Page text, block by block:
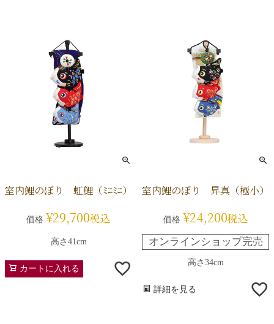
室内鯉のぼり 虹鯉（ﾐﾆﾐﾆ）
価格 ¥29,700税込
高さ41cm
カートに入れる
室内鯉のぼり 昇真（極小）
価格 ¥24,200税込
オンラインショップ完売
高さ34cm
詳細を見る